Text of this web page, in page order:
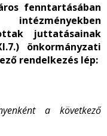
fenntartásában
juttatásainak
önkormányzati
rendelkezés lép:
a következő